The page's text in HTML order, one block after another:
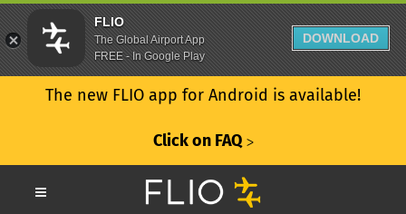
The new FLIO app for Android is available!
Click on FAQ ᐳ
FLIO
The Global Airport App
FREE - In Google Play
DOWNLOAD